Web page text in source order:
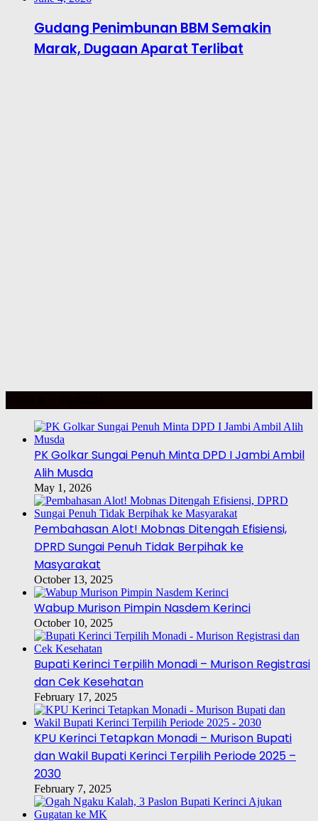
Gudang Penimbunan BBM Semakin
Marak, Dugaan Aparat Terlibat
PK Golkar Sungai Penuh Minta DPD I Jambi Ambil
Alih Musda
May 1, 2026
Pembahasan Alot! Mobnas Ditengah Efisiensi,
DPRD Sungai Penuh Tidak Berpihak ke
Masyarakat
October 13, 2025
Wabup Murison Pimpin Nasdem Kerinci
October 10, 2025
Bupati Kerinci Terpilih Monadi – Murison Registrasi
dan Cek Kesehatan
February 17, 2025
KPU Kerinci Tetapkan Monadi – Murison Bupati
dan Wakil Bupati Kerinci Terpilih Periode 2025 –
2030
February 7, 2025